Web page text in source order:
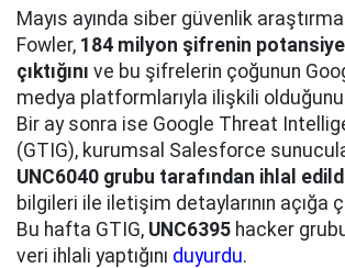
Mayıs ayında siber güvenlik
Fowler, 184 milyon şifrenin
çıktığını ve bu şifrelerin çoğunun
medya platformlarıyla ilişkili
Bir ay sonra ise Google Threat
(GTIG), kurumsal Salesforce
UNC6040 grubu tarafından ihlal
bilgileri ile iletişim detaylarının açığa
Bu hafta GTIG, UNC6395 hacker
veri ihlali yaptığını duyurdu.